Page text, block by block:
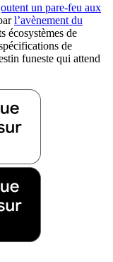
un pare-feu aux
l’avènement du
écosystèmes de
de
funeste qui attend